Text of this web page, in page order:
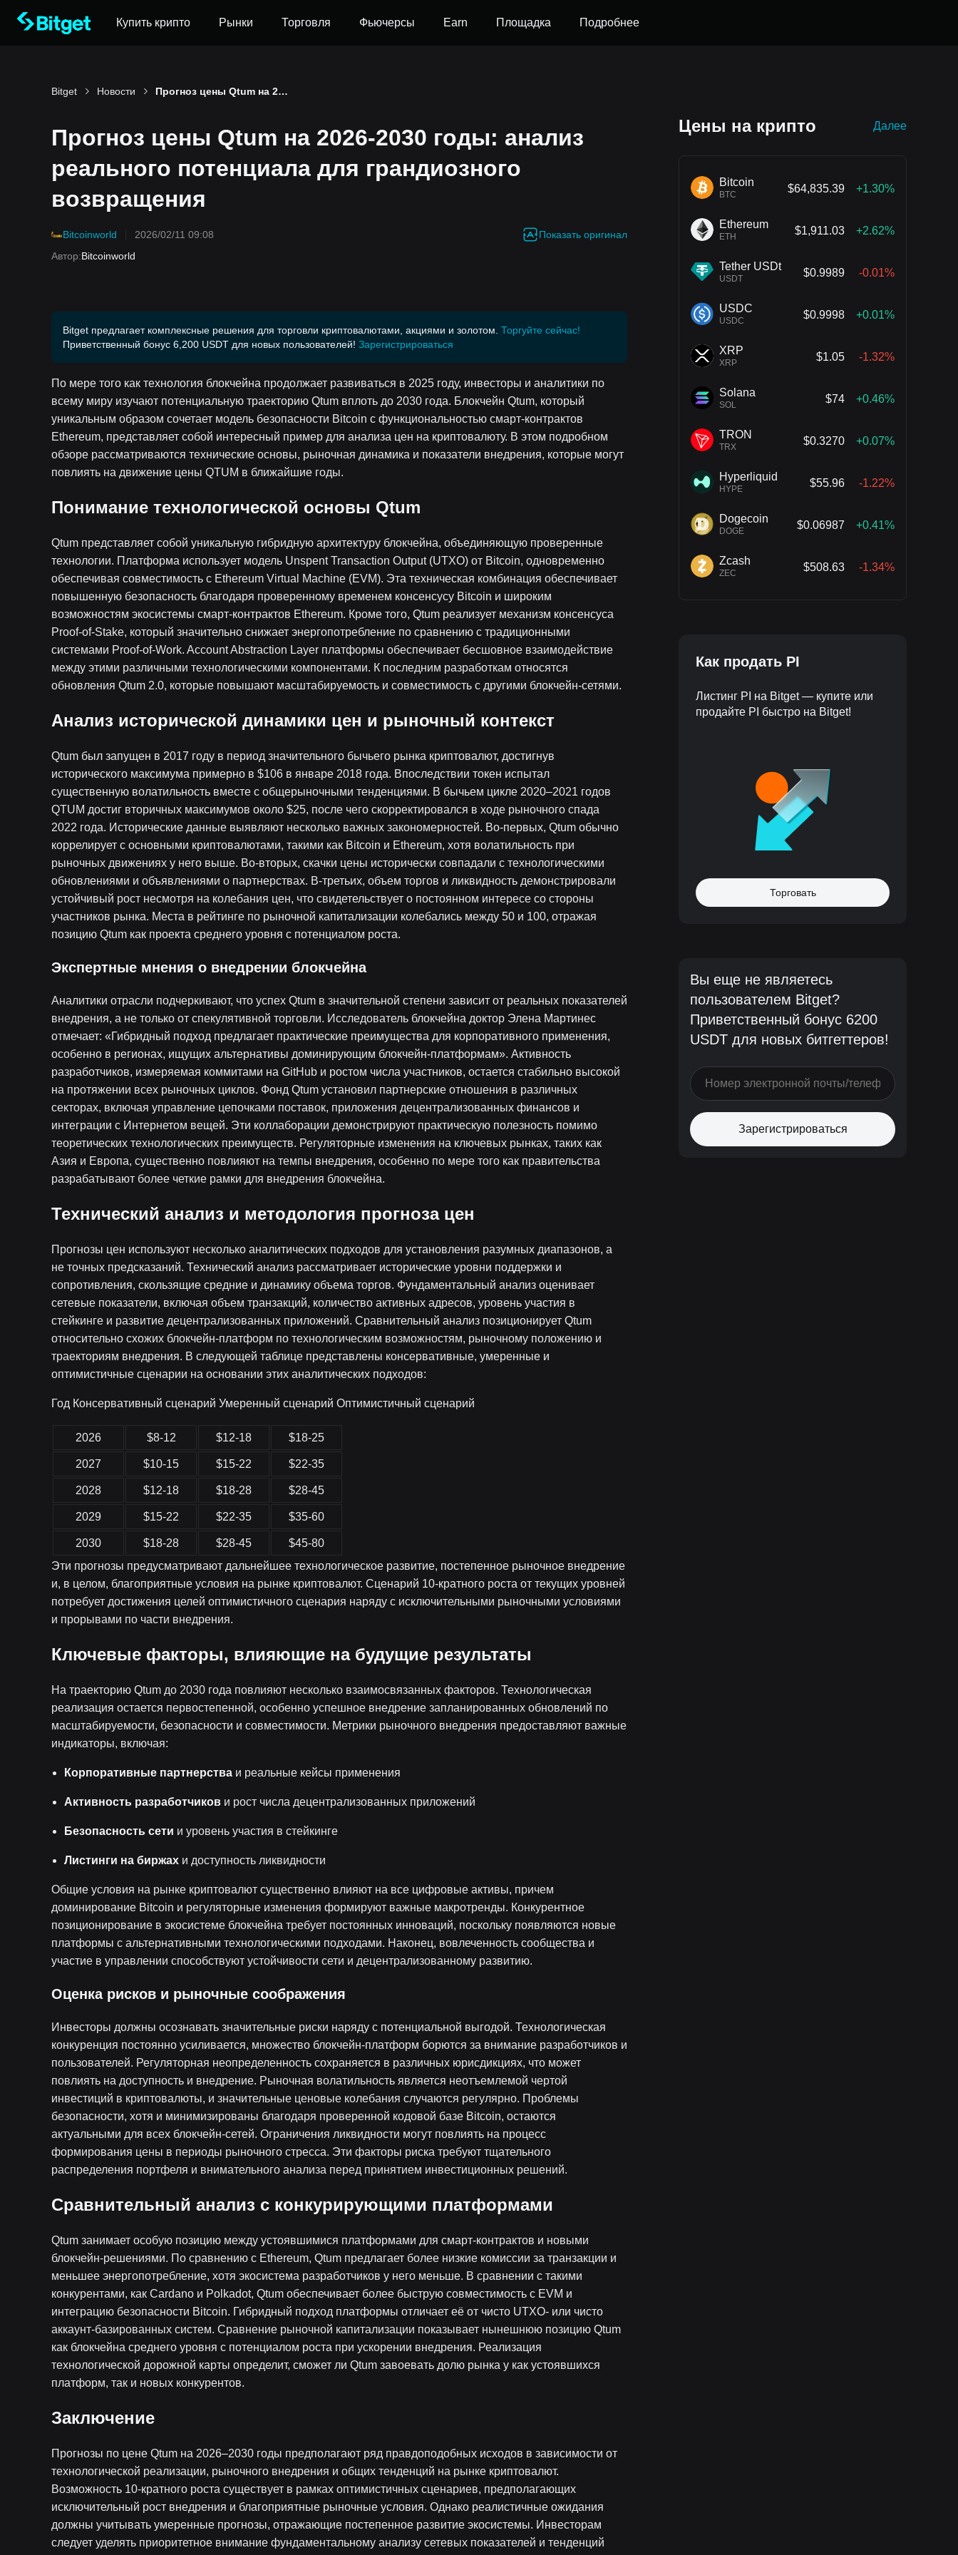
Купить крипто Рынки Торговля Фьючерсы Earn Площадка Подробнее
Bitget Новости Прогноз цены Qtum на 2026-2030 годы: анализ реального потенциала для грандиозного возвращения
Прогноз цены Qtum на 2026-2030 годы: анализ
реального потенциала для грандиозного
возвращения
Bitcoinworld 2026/02/11 09:08
Показать оригинал
Автор:Bitcoinworld
Bitget предлагает комплексные решения для торговли криптовалютами, акциями и золотом. Торгуйте сейчас!
Приветственный бонус 6,200 USDT для новых пользователей! Зарегистрироваться
По мере того как технология блокчейна продолжает развиваться в 2025 году, инвесторы и аналитики по
всему миру изучают потенциальную траекторию Qtum вплоть до 2030 года. Блокчейн Qtum, который
уникальным образом сочетает модель безопасности Bitcoin с функциональностью смарт-контрактов
Ethereum, представляет собой интересный пример для анализа цен на криптовалюту. В этом подробном
обзоре рассматриваются технические основы, рыночная динамика и показатели внедрения, которые могут
повлиять на движение цены QTUM в ближайшие годы.
Понимание технологической основы Qtum
Qtum представляет собой уникальную гибридную архитектуру блокчейна, объединяющую проверенные
технологии. Платформа использует модель Unspent Transaction Output (UTXO) от Bitcoin, одновременно
обеспечивая совместимость с Ethereum Virtual Machine (EVM). Эта техническая комбинация обеспечивает
повышенную безопасность благодаря проверенному временем консенсусу Bitcoin и широким
возможностям экосистемы смарт-контрактов Ethereum. Кроме того, Qtum реализует механизм консенсуса
Proof-of-Stake, который значительно снижает энергопотребление по сравнению с традиционными
системами Proof-of-Work. Account Abstraction Layer платформы обеспечивает бесшовное взаимодействие
между этими различными технологическими компонентами. К последним разработкам относятся
обновления Qtum 2.0, которые повышают масштабируемость и совместимость с другими блокчейн-сетями.
Анализ исторической динамики цен и рыночный контекст
Qtum был запущен в 2017 году в период значительного бычьего рынка криптовалют, достигнув
исторического максимума примерно в $106 в январе 2018 года. Впоследствии токен испытал
существенную волатильность вместе с общерыночными тенденциями. В бычьем цикле 2020–2021 годов
QTUM достиг вторичных максимумов около $25, после чего скорректировался в ходе рыночного спада
2022 года. Исторические данные выявляют несколько важных закономерностей. Во-первых, Qtum обычно
коррелирует с основными криптовалютами, такими как Bitcoin и Ethereum, хотя волатильность при
рыночных движениях у него выше. Во-вторых, скачки цены исторически совпадали с технологическими
обновлениями и объявлениями о партнерствах. В-третьих, объем торгов и ликвидность демонстрировали
устойчивый рост несмотря на колебания цен, что свидетельствует о постоянном интересе со стороны
участников рынка. Места в рейтинге по рыночной капитализации колебались между 50 и 100, отражая
позицию Qtum как проекта среднего уровня с потенциалом роста.
Экспертные мнения о внедрении блокчейна
Аналитики отрасли подчеркивают, что успех Qtum в значительной степени зависит от реальных показателей
внедрения, а не только от спекулятивной торговли. Исследователь блокчейна доктор Элена Мартинес
отмечает: «Гибридный подход предлагает практические преимущества для корпоративного применения,
особенно в регионах, ищущих альтернативы доминирующим блокчейн-платформам». Активность
разработчиков, измеряемая коммитами на GitHub и ростом числа участников, остается стабильно высокой
на протяжении всех рыночных циклов. Фонд Qtum установил партнерские отношения в различных
секторах, включая управление цепочками поставок, приложения децентрализованных финансов и
интеграции с Интернетом вещей. Эти коллаборации демонстрируют практическую полезность помимо
теоретических технологических преимуществ. Регуляторные изменения на ключевых рынках, таких как
Азия и Европа, существенно повлияют на темпы внедрения, особенно по мере того как правительства
разрабатывают более четкие рамки для внедрения блокчейна.
Технический анализ и методология прогноза цен
Прогнозы цен используют несколько аналитических подходов для установления разумных диапазонов, а
не точных предсказаний. Технический анализ рассматривает исторические уровни поддержки и
сопротивления, скользящие средние и динамику объема торгов. Фундаментальный анализ оценивает
сетевые показатели, включая объем транзакций, количество активных адресов, уровень участия в
стейкинге и развитие децентрализованных приложений. Сравнительный анализ позиционирует Qtum
относительно схожих блокчейн-платформ по технологическим возможностям, рыночному положению и
траекториям внедрения. В следующей таблице представлены консервативные, умеренные и
оптимистичные сценарии на основании этих аналитических подходов:
Год Консервативный сценарий Умеренный сценарий Оптимистичный сценарий
2026 $8-12 $12-18 $18-25
2027 $10-15 $15-22 $22-35
2028 $12-18 $18-28 $28-45
2029 $15-22 $22-35 $35-60
2030 $18-28 $28-45
$45-80
Эти прогнозы предусматривают дальнейшее технологическое развитие, постепенное рыночное внедрение
и, в целом, благоприятные условия на рынке криптовалют. Сценарий 10-кратного роста от текущих уровней
потребует достижения целей оптимистичного сценария наряду с исключительными рыночными условиями
и прорывами по части внедрения.
Ключевые факторы, влияющие на будущие результаты
На траекторию Qtum до 2030 года повлияют несколько взаимосвязанных факторов. Технологическая
реализация остается первостепенной, особенно успешное внедрение запланированных обновлений по
масштабируемости, безопасности и совместимости. Метрики рыночного внедрения предоставляют важные
индикаторы, включая:
Корпоративные партнерства и реальные кейсы применения
Активность разработчиков и рост числа децентрализованных приложений
Безопасность сети и уровень участия в стейкинге
Листинги на биржах и доступность ликвидности
Общие условия на рынке криптовалют существенно влияют на все цифровые активы, причем
доминирование Bitcoin и регуляторные изменения формируют важные макротренды. Конкурентное
позиционирование в экосистеме блокчейна требует постоянных инноваций, поскольку появляются новые
платформы с альтернативными технологическими подходами. Наконец, вовлеченность сообщества и
участие в управлении способствуют устойчивости сети и децентрализованному развитию.
Оценка рисков и рыночные соображения
Инвесторы должны осознавать значительные риски наряду с потенциальной выгодой. Технологическая
конкуренция постоянно усиливается, множество блокчейн-платформ борются за внимание разработчиков и
пользователей. Регуляторная неопределенность сохраняется в различных юрисдикциях, что может
повлиять на доступность и внедрение. Рыночная волатильность является неотъемлемой чертой
инвестиций в криптовалюты, и значительные ценовые колебания случаются регулярно. Проблемы
безопасности, хотя и минимизированы благодаря проверенной кодовой базе Bitcoin, остаются
актуальными для всех блокчейн-сетей. Ограничения ликвидности могут повлиять на процесс
формирования цены в периоды рыночного стресса. Эти факторы риска требуют тщательного
распределения портфеля и внимательного анализа перед принятием инвестиционных решений.
Сравнительный анализ с конкурирующими платформами
Qtum занимает особую позицию между устоявшимися платформами для смарт-контрактов и новыми
блокчейн-решениями. По сравнению с Ethereum, Qtum предлагает более низкие комиссии за транзакции и
меньшее энергопотребление, хотя экосистема разработчиков у него меньше. В сравнении с такими
конкурентами, как Cardano и Polkadot, Qtum обеспечивает более быструю совместимость с EVM и
интеграцию безопасности Bitcoin. Гибридный подход платформы отличает её от чисто UTXO- или чисто
аккаунт-базированных систем. Сравнение рыночной капитализации показывает нынешнюю позицию Qtum
как блокчейна среднего уровня с потенциалом роста при ускорении внедрения. Реализация
технологической дорожной карты определит, сможет ли Qtum завоевать долю рынка у как устоявшихся
платформ, так и новых конкурентов.
Заключение
Прогнозы по цене Qtum на 2026–2030 годы предполагают ряд правдоподобных исходов в зависимости от
технологической реализации, рыночного внедрения и общих тенденций на рынке криптовалют.
Возможность 10-кратного роста существует в рамках оптимистичных сценариев, предполагающих
исключительный рост внедрения и благоприятные рыночные условия. Однако реалистичные ожидания
должны учитывать умеренные прогнозы, отражающие постепенное развитие экосистемы. Инвесторам
следует уделять приоритетное внимание фундаментальному анализу сетевых показателей и тенденций
Цены на крипто Далее
Bitcoin
BTC
$64,835.39 +1.30%
Ethereum
ETH
$1,911.03 +2.62%
Tether USDt
USDT
$0.9989 -0.01%
USDC
USDC
$0.9998 +0.01%
XRP
XRP
$1.05 -1.32%
Solana
SOL
$74 +0.46%
TRON
TRX
$0.3270 +0.07%
Hyperliquid
HYPE
$55.96 -1.22%
Dogecoin
DOGE
$0.06987 +0.41%
Zcash
ZEC
$508.63 -1.34%
Как продать PI
Листинг PI на Bitget — купите или
продайте PI быстро на Bitget!
Торговать
Вы еще не являетесь
пользователем Bitget?
Приветственный бонус 6200
USDT для новых битгеттеров!
Зарегистрироваться